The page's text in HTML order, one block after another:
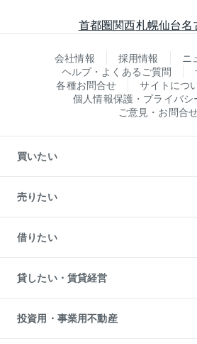
首都圏関西札幌仙台名
会社情報 採用情報
ニ
ヘルプ・よくあるご質問
各種お問合せ
サイトにつ
個人情報保護・プライバシ
ご意見・お問合
買いたい
新築・分譲マンションの購入
中古マンションの購入
一戸建ての購入
中古一戸建ての購入
不動産購入の流れ
注目キーワード物件特集
購入ガイド
English 繁体中文簡体中文
売りたい
一戸建ての売却・査定
土地の売却・査定
スピードAI査定
不動産査定について
不動産売却の流れ
不動産買換えの流れ
売却ガイド
借りたい
オフィス・店舗の賃貸
借りるときの流れ
借りるガイド
貸したい・賃貸経営
マンション賃料データ
賃貸管理プラン
リロケーションについて
投資用・事業用不動産